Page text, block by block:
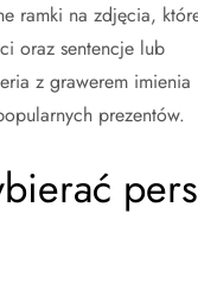
ramki na zdjęcia,
oraz sentencje lub
z grawerem imienia
prezentów.